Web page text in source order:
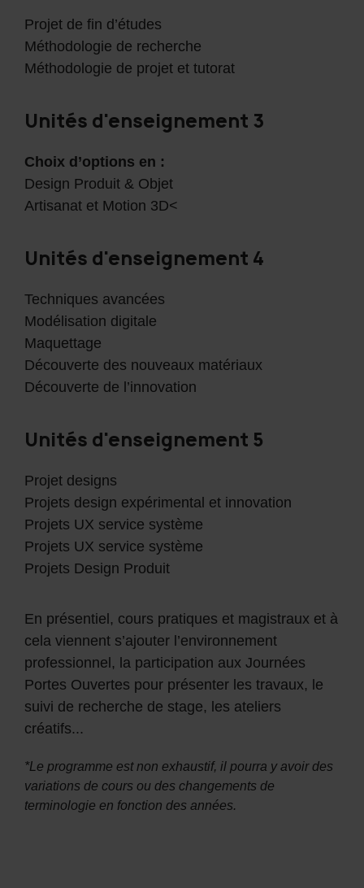
Projet de fin d’études
Méthodologie de recherche
Méthodologie de projet et tutorat
Unités d'enseignement 3
Choix d’options en :
Design Produit & Objet
Artisanat et Motion 3D<
Unités d'enseignement 4
Techniques avancées
Modélisation digitale
Maquettage
Découverte des nouveaux matériaux
Découverte de l’innovation
Unités d'enseignement 5
Projet designs
Projets design expérimental et innovation
Projets UX service système
Projets UX service système
Projets Design Produit
En présentiel, cours pratiques et magistraux et à
cela viennent s’ajouter l’environnement
professionnel, la participation aux Journées
Portes Ouvertes pour présenter les travaux, le
suivi de recherche de stage, les ateliers
créatifs...
*Le programme est non exhaustif, il pourra y avoir des
variations de cours ou des changements de
terminologie en fonction des années.